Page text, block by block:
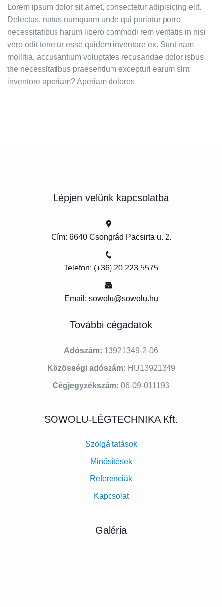
Lorem ipsum dolor sit amet, consectetur adipisicing elit.
Delectus, natus numquam unde qui pariatur porro
necessitatibus harum libero commodi rem veritatis in nisi
vero odit tenetur esse quidem inventore ex. Sunt nam
mollitia, accusantium voluptates recusandae dolor isbus
the necessitatibus praesentium excepturi earum sint
inventore aperiam? Aperiam dolores
Lépjen velünk kapcsolatba
Cím: 6640 Csongrád Pacsirta u. 2.
Telefon: (+36) 20 223 5575
Email: sowolu@sowolu.hu
További cégadatok
Adószám: 13921349-2-06
Közösségi adószám: HU13921349
Cégjegyzékszám: 06-09-011193
SOWOLU-LÉGTECHNIKA Kft.
Szolgáltatások
Minősítések
Referenciák
Kapcsolat
Galéria